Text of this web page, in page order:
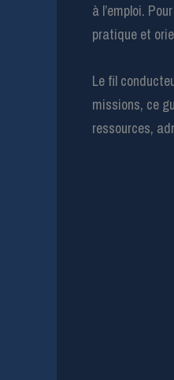
à l’emploi.
pratique et
Le fil
missions, ce
ressources,